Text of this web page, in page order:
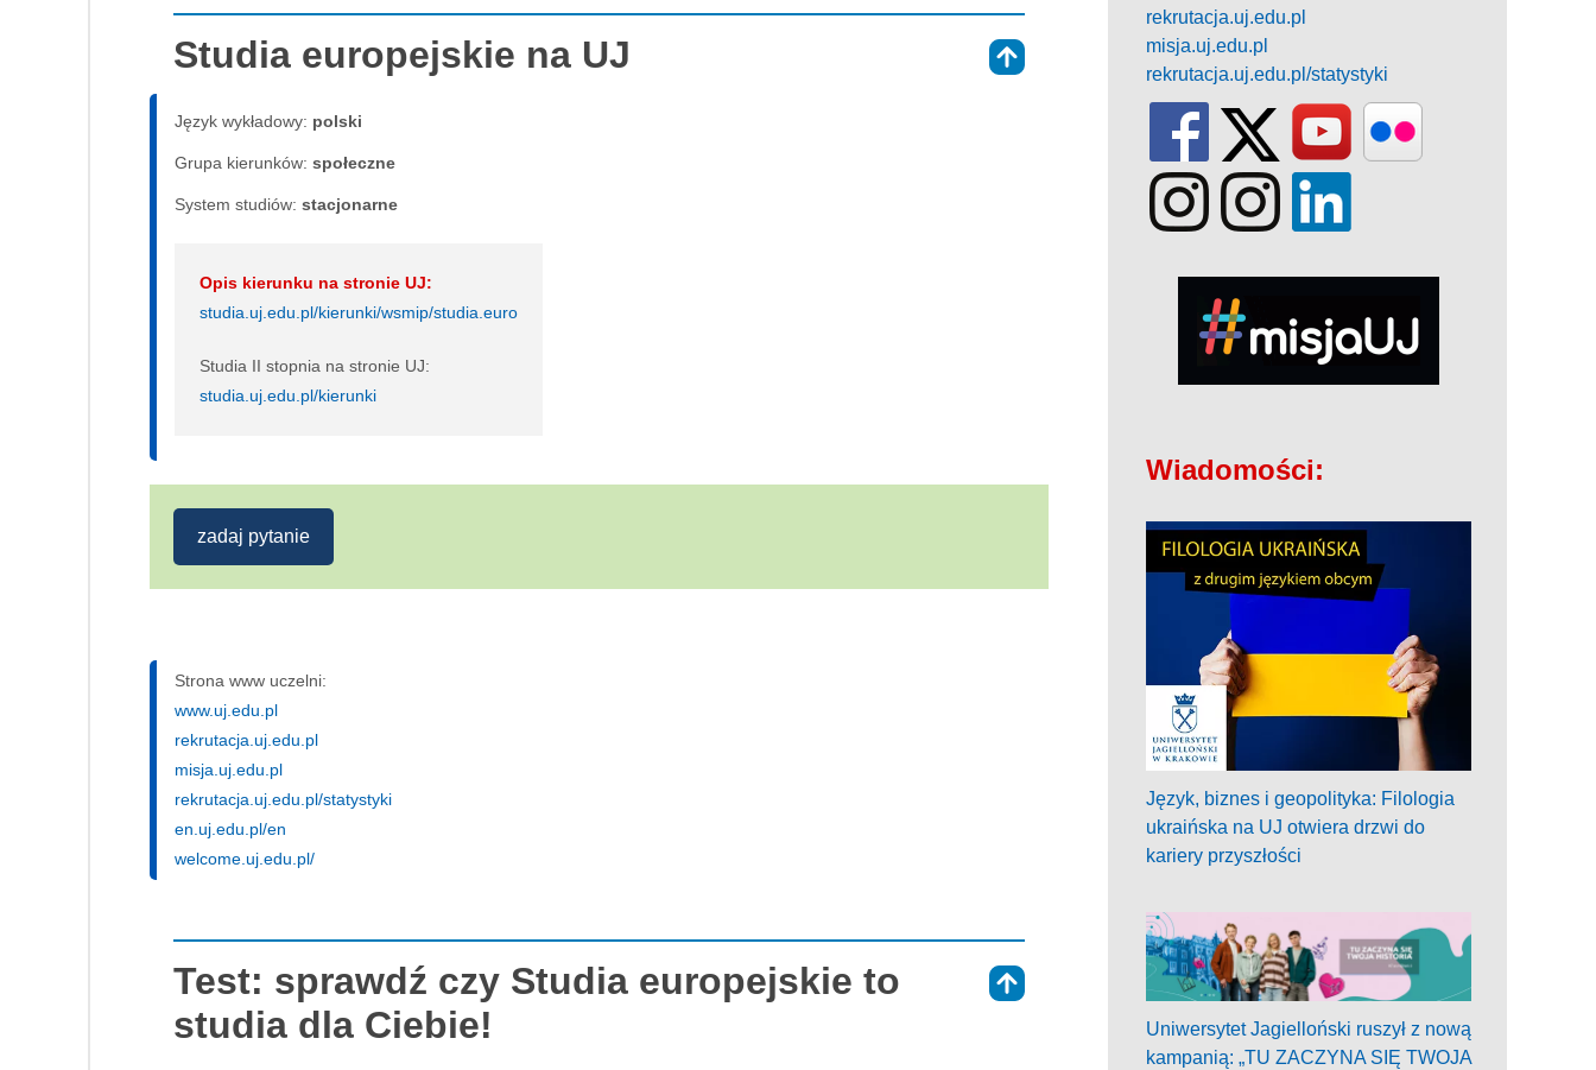
Studia europejskie na UJ
Język wykładowy: polski
Grupa kierunków: społeczne
System studiów: sta­cjo­nar­ne
Opis kierunku na stronie UJ:
studia.uj.edu.pl/kierunki/wsmip/studia.euro
Studia II stopnia na stronie UJ:
studia.uj.edu.pl/kierunki
zadaj pytanie
Strona www uczelni:
www.uj.edu.pl
rekrutacja.uj.edu.pl
misja.uj.edu.pl
rekrutacja.uj.edu.pl/statystyki
en.uj.edu.pl/en
welcome.uj.edu.pl/
Test: sprawdź czy Studia europejskie to
studia dla Ciebie!
rekrutacja.uj.edu.pl
misja.uj.edu.pl
rekrutacja.uj.edu.pl/statystyki
Wiadomości:
Język, biznes i geopolityka: Filologia
ukraińska na UJ otwiera drzwi do
kariery przyszłości
Uniwersytet Jagielloński ruszył z nową
kampanią: „TU ZACZYNA SIĘ TWOJA